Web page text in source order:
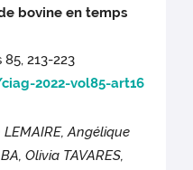
bovine en temps
213-223
2022-vol85-art16
LEMAIRE, Angélique
Olivia TAVARES,